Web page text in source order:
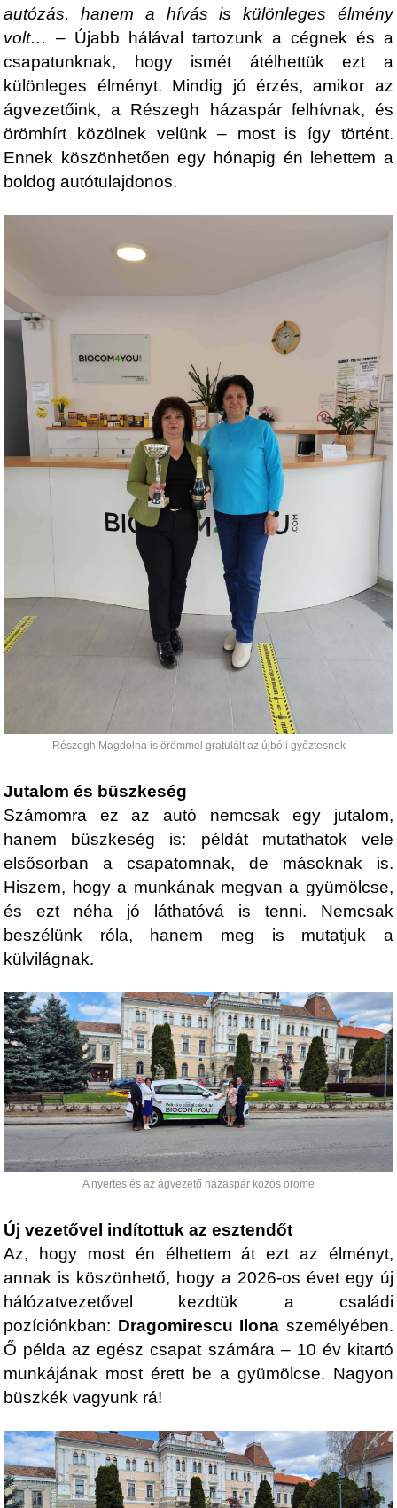
autózás, hanem a hívás is különleges élmény
volt…
– Újabb hálával tartozunk a cégnek és a
csapatunknak, hogy ismét átélhettük ezt a
különleges élményt. Mindig jó érzés, amikor az
ágvezetőink, a Részegh házaspár felhívnak, és
örömhírt közölnek velünk – most is így történt.
Ennek köszönhetően egy hónapig én lehettem a
boldog autótulajdonos.
Részegh Magdolna is örömmel gratulált az újbóli győztesnek
Jutalom és büszkeség
Számomra ez az autó nemcsak egy jutalom,
hanem büszkeség is: példát mutathatok vele
elsősorban a csapatomnak, de másoknak is.
Hiszem, hogy a munkának megvan a gyümölcse,
és ezt néha jó láthatóvá is tenni. Nemcsak
beszélünk róla, hanem meg is mutatjuk a
külvilágnak.
A nyertes és az ágvezető házaspár közös öröme
Új vezetővel indítottuk az esztendőt
Az, hogy most én élhettem át ezt az élményt,
annak is köszönhető, hogy a 2026-os évet egy új
hálózatvezetővel kezdtük a családi
pozíciónkban: Dragomirescu Ilona személyében.
Ő példa az egész csapat számára – 10 év kitartó
munkájának most érett be a gyümölcse. Nagyon
büszkék vagyunk rá!